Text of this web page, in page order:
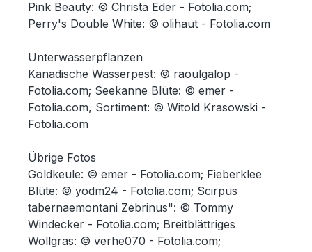
Pink Beauty: © Christa Eder - Fotolia.com;
Perry's Double White: © olihaut - Fotolia.com
Unterwasserpflanzen
Kanadische Wasserpest: © raoulgalop -
Fotolia.com; Seekanne Blüte: © emer -
Fotolia.com, Sortiment: © Witold Krasowski -
Fotolia.com
Übrige Fotos
Goldkeule: © emer - Fotolia.com; Fieberklee
Blüte: © yodm24 - Fotolia.com; Scirpus
tabernaemontani Zebrinus": © Tommy
Windecker - Fotolia.com; Breitblättriges
Wollgras: © verhe070 - Fotolia.com;